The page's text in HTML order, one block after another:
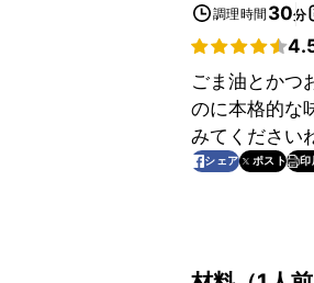
調理時間 30分
ごま油とかつ
のに本格的な
みてください
シェア ポスト 印